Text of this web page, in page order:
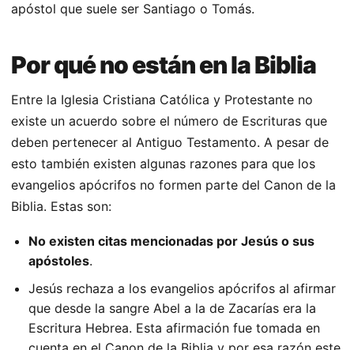
apóstol que suele ser Santiago o Tomás.
Por qué no están en la Biblia
Entre la Iglesia Cristiana Católica y Protestante no
existe un acuerdo sobre el número de Escrituras que
deben pertenecer al Antiguo Testamento. A pesar de
esto también existen algunas razones para que los
evangelios apócrifos no formen parte del Canon de la
Biblia. Estas son:
No existen citas mencionadas por Jesús o sus
apóstoles.
Jesús rechaza a los evangelios apócrifos al afirmar
que desde la sangre Abel a la de Zacarías era la
Escritura Hebrea. Esta afirmación fue tomada en